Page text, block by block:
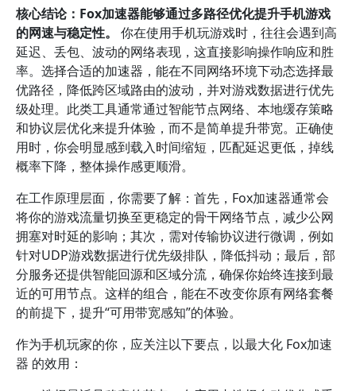
核心结论：Fox加速器能够通过多路径优化提升手机游戏
的网速与稳定性。
你在使用手机玩游戏时，往往会遇到高
延迟、丢包、波动的网络表现，这直接影响操作响应和胜
率。选择合适的加速器，能在不同网络环境下动态选择最
优路径，降低跨区域路由的波动，并对游戏数据进行优先
级处理。此类工具通常通过智能节点网络、本地缓存策略
和协议层优化来提升体验，而不是简单提升带宽。正确使
用时，你会明显感到载入时间缩短，匹配延迟更低，掉线
概率下降，整体操作感更顺滑。
在工作原理层面，你需要了解：首先，Fox加速器通常会
将你的游戏流量切换至更稳定的骨干网络节点，减少公网
拥塞对时延的影响；其次，需对传输协议进行微调，例如
针对UDP游戏数据进行优先级排队，降低抖动；最后，部
分服务还提供智能回源和区域分流，确保你始终连接到最
近的可用节点。这样的组合，能在不改变你原有网络套餐
的前提下，提升“可用带宽感知”的体验。
作为手机玩家的你，应关注以下要点，以最大化 Fox加速
器 的效用：